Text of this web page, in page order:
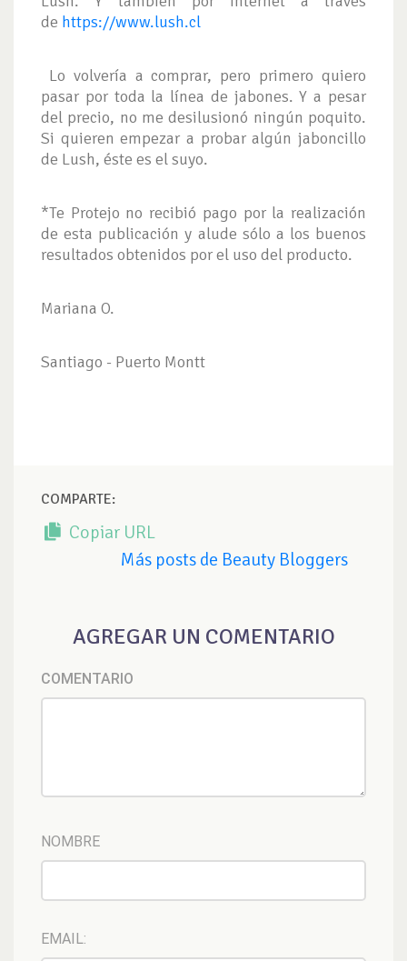
de https://www.lush.cl
Lo volvería a comprar, pero primero quiero
pasar por toda la línea de jabones. Y a pesar
del precio, no me desilusionó ningún poquito.
Si quieren empezar a probar algún jaboncillo
de Lush, éste es el suyo.
*Te Protejo no recibió pago por la realización
de esta publicación y alude sólo a los buenos
resultados obtenidos por el uso del producto.
Mariana O.
Santiago - Puerto Montt
COMPARTE:
Copiar URL
Más posts de Beauty Bloggers
AGREGAR UN COMENTARIO
COMENTARIO
NOMBRE
EMAIL: